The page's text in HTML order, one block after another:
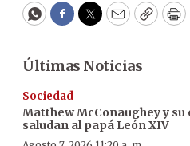
WhatsApp
Facebook
Twitter
EmailCopy
Últimas Noticias
Sociedad
Matthew McConaughey y su
saludan al papá León XIV